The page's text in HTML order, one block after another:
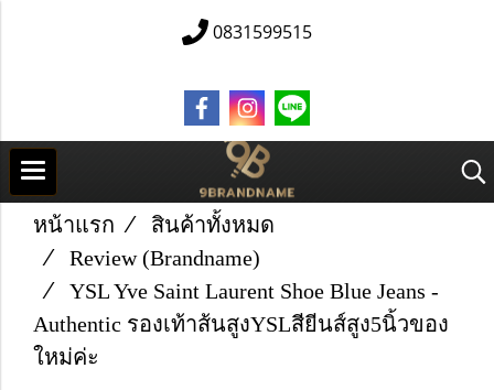
0831599515
หน้าแรก
สินค้าทั้งหมด
Review (Brandname)
YSL Yve Saint Laurent Shoe Blue Jeans -
Authentic รองเท้าส้นสูงYSLสียีนส์สูง5นิ้วของ
ใหม่ค่ะ